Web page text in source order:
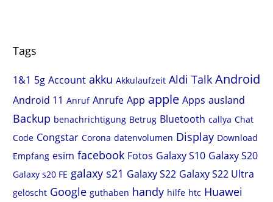
Tags
1&1 5g Account akku Akkulaufzeit Aldi Talk Android
Android 11 Anruf Anrufe App apple Apps ausland
Backup benachrichtigung Betrug Bluetooth callya Chat
Code Congstar Corona datenvolumen Display Download
Empfang esim facebook Fotos Galaxy S10 Galaxy S20
Galaxy s20 FE galaxy s21 Galaxy S22 Galaxy S22 Ultra
gelöscht Google guthaben handy hilfe htc Huawei